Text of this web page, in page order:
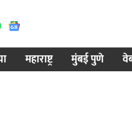
महाराष्ट्र मुंबई पुणे